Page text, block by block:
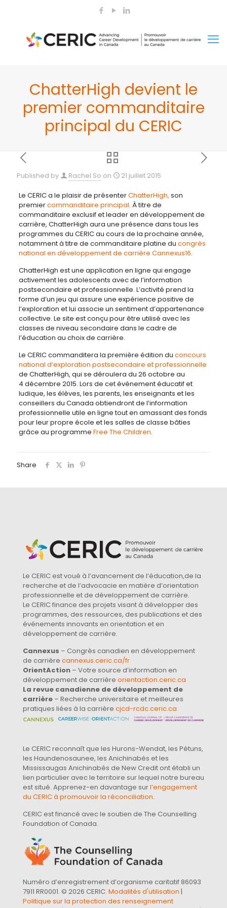
ChatterHigh devient le
premier commanditaire
principal du CERIC
Published by Rachel So on 21 juillet 2015
Le CERIC a le plaisir de présenterChatterHigh, son
premiercommanditaire principal. À titre de
commanditaire exclusif et leader en développement de
carrière, ChatterHigh aura une présence dans tous les
programmes du CERIC au cours de la prochaine année,
notamment à titre de commanditaire platine du congrès
national en développement de carrière Cannexus16.
ChatterHigh est une application en ligne qui engage
activement les adolescents avec de l’information
postsecondaire et professionnelle. L’activité prend la
forme d’un jeu qui assure une expérience positive de
l’exploration et lui associe un sentiment d’appartenance
collective. Le site est conçu pour être utilisé avec les
classes de niveau secondaire dans le cadre de
l’éducation au choix de carrière.
Le CERIC commanditera la première édition du concours
national d’exploration postsecondaire et professionnelle
de ChatterHigh, qui se déroulera du 26 octobre au
4 décembre 2015. Lors de cet événement éducatif et
ludique, les élèves, les parents, les enseignants et les
conseillers du Canada obtiendront de l’information
professionnelle utile en ligne tout en amassant des fonds
pour leur propre école et les salles de classe bâties
grâce au programme Free The Children.
Share
Le CERIC est voué à l’avancement de l’éducation,de la
recherche et de l’advocacie en matière d’orientation
professionnelle et de développement de carrière.
Le CERIC finance des projets visant à développer des
programmes, des ressources, des publications et des
événements innovants en orientation et en
développement de carrière.
Cannexus – Congrès canadien en développement
de carrière cannexus.ceric.ca/fr
OrientAction – Votre source d’information en
développement de carrière orientaction.ceric.ca
La revue canadienne de développement de
carrière – Recherche universitaire et meilleures
pratiques liées à la carrière cjcd-rcdc.ceric.ca
Le CERIC reconnaît que les Hurons-Wendat, les Pétuns,
les Haundenosaunee, les Anichinabés et les
Mississaugas Anichinabés de New Credit ont établi un
lien particulier avec le territoire sur lequel notre bureau
est situé. Apprenez-en davantage surl’engagement
du CERIC à promouvoir la réconciliation.
CERIC est financé avec le soutien de The Counselling
Foundation of Canada.
Numéro d’enregistrement d’organisme caritatif 86093
7911 RR0001. © 2026 CERIC. Modalités d'utilisation |
Politique sur la protection des renseignement